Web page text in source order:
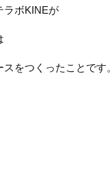
ラボKINEが
をつくったことです。